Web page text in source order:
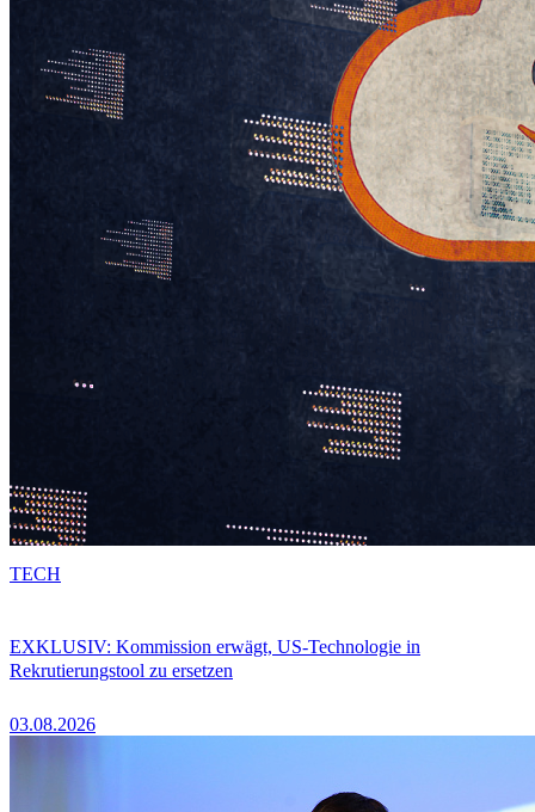
EXKLUSIV: Kommission erwägt, US-Technologie in
Rekrutierungstool zu ersetzen
03.08.2026
TECH